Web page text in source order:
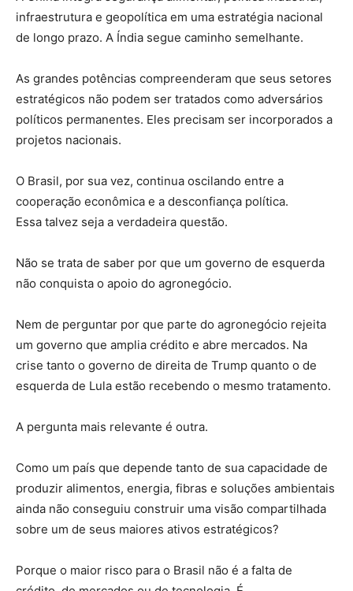
infraestrutura e geopolítica em uma estratégia nacional
de longo prazo. A Índia segue caminho semelhante.
As grandes potências compreenderam que seus setores
estratégicos não podem ser tratados como adversários
políticos permanentes. Eles precisam ser incorporados a
projetos nacionais.
O Brasil, por sua vez, continua oscilando entre a
cooperação econômica e a desconfiança política.
Essa talvez seja a verdadeira questão.
Não se trata de saber por que um governo de esquerda
não conquista o apoio do agronegócio.
Nem de perguntar por que parte do agronegócio rejeita
um governo que amplia crédito e abre mercados. Na
crise tanto o governo de direita de Trump quanto o de
esquerda de Lula estão recebendo o mesmo tratamento.
A pergunta mais relevante é outra.
Como um país que depende tanto de sua capacidade de
produzir alimentos, energia, fibras e soluções ambientais
ainda não conseguiu construir uma visão compartilhada
sobre um de seus maiores ativos estratégicos?
Porque o maior risco para o Brasil não é a falta de